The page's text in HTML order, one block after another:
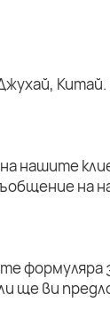
нашите
на
формуляра
ще ви